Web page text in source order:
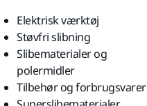
Elektrisk værktøj
Støvfri slibning
Slibematerialer og
polermidler
Tilbehør og forbrugsvarer